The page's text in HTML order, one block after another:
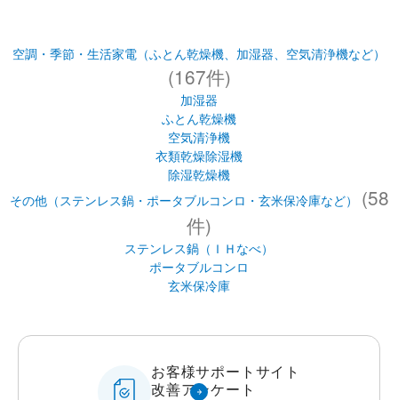
空調・季節・生活家電（ふとん乾燥機、加湿器、空気清浄機など）
(167件)
加湿器
ふとん乾燥機
空気清浄機
衣類乾燥除湿機
除湿乾燥機
その他（ステンレス鍋・ポータブルコンロ・玄米保冷庫など）
(58
件)
ステンレス鍋（ＩＨなべ）
ポータブルコンロ
玄米保冷庫
お客様サポートサイト
改善アンケート